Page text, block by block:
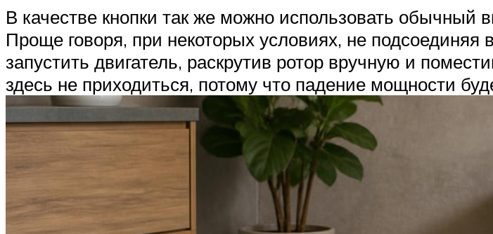
В качестве кнопки так же можно использовать обычный
Проще говоря, при некоторых условиях, не
запустить двигатель, раскрутив ротор вручную и
здесь не приходиться, потому что падение мощности